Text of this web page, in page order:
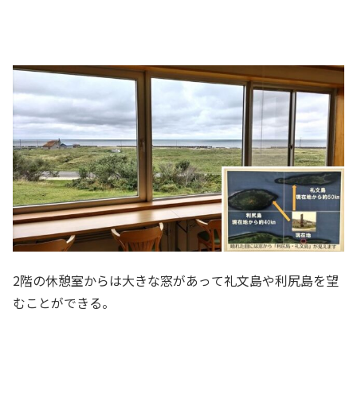
2階の休憩室からは大きな窓があって礼文島や利尻島を望
むことができる。